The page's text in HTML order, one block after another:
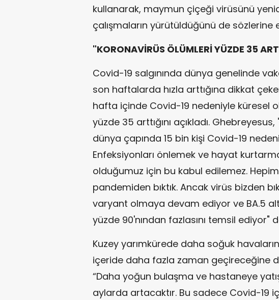
kullanarak, maymun çiçeği virüsünü
çalışmaların yürütüldüğünü de sözlerine
"KORONAVİRÜS ÖLÜMLERİ YÜZDE 35
Covid-19 salgınında dünya genelinde
son haftalarda hızla arttığına dikkat
hafta içinde Covid-19 nedeniyle küresel
yüzde 35 arttığını açıkladı.
dünya çapında 15 bin kişi Covid-19
Enfeksiyonları önlemek ve hayat
olduğumuz için bu kabul edilemez.
pandemiden bıktık. Ancak virüs bizden
varyant olmaya devam ediyor ve BA.5 alt
yüzde 90'nından fazlasını temsil ediyor"
Kuzey yarımkürede daha soğuk
içeride daha fazla zaman geçireceğine
“Daha yoğun bulaşma ve hastaneye
aylarda artacaktır. Bu sadece Covid-19